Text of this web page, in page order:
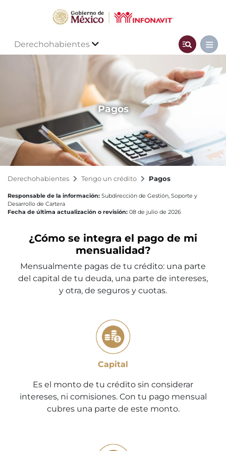
Derechohabientes
Pagos
Derechohabientes Tengo un crédito Pagos
Responsable de la información: Subdirección de Gestión, Soporte y
Desarrollo de Cartera
Fecha de última actualización o revisión: 08 de julio de 2026
¿Cómo se integra el pago de mi
mensualidad?
Mensualmente pagas de tu crédito: una parte
del capital de tu deuda, una parte de intereses,
y otra, de seguros y cuotas.
Capital
Es el monto de tu crédito sin considerar
intereses, ni comisiones. Con tu pago mensual
cubres una parte de este monto.